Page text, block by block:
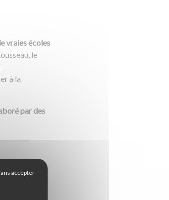
vraies écoles
le
à la
par des